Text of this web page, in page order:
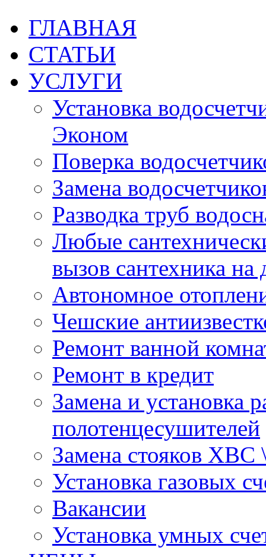
ГЛАВНАЯ
СТАТЬИ
УСЛУГИ
Установка
Эконом
Поверка
Замена
Разводка труб
Любые
вызов сантехника на
Автономное
Чешские
Ремонт ванной
Ремонт в кредит
Замена и установка
полотенцесушителей
Замена стояков
Установка газовых
Вакансии
Установка умных